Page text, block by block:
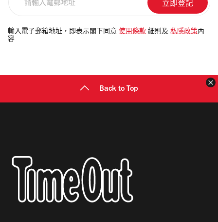
電
郵
輸入電子郵箱地址，即表示閣下同意 使用條款 細則及 私隱政策 內
容
Back to Top